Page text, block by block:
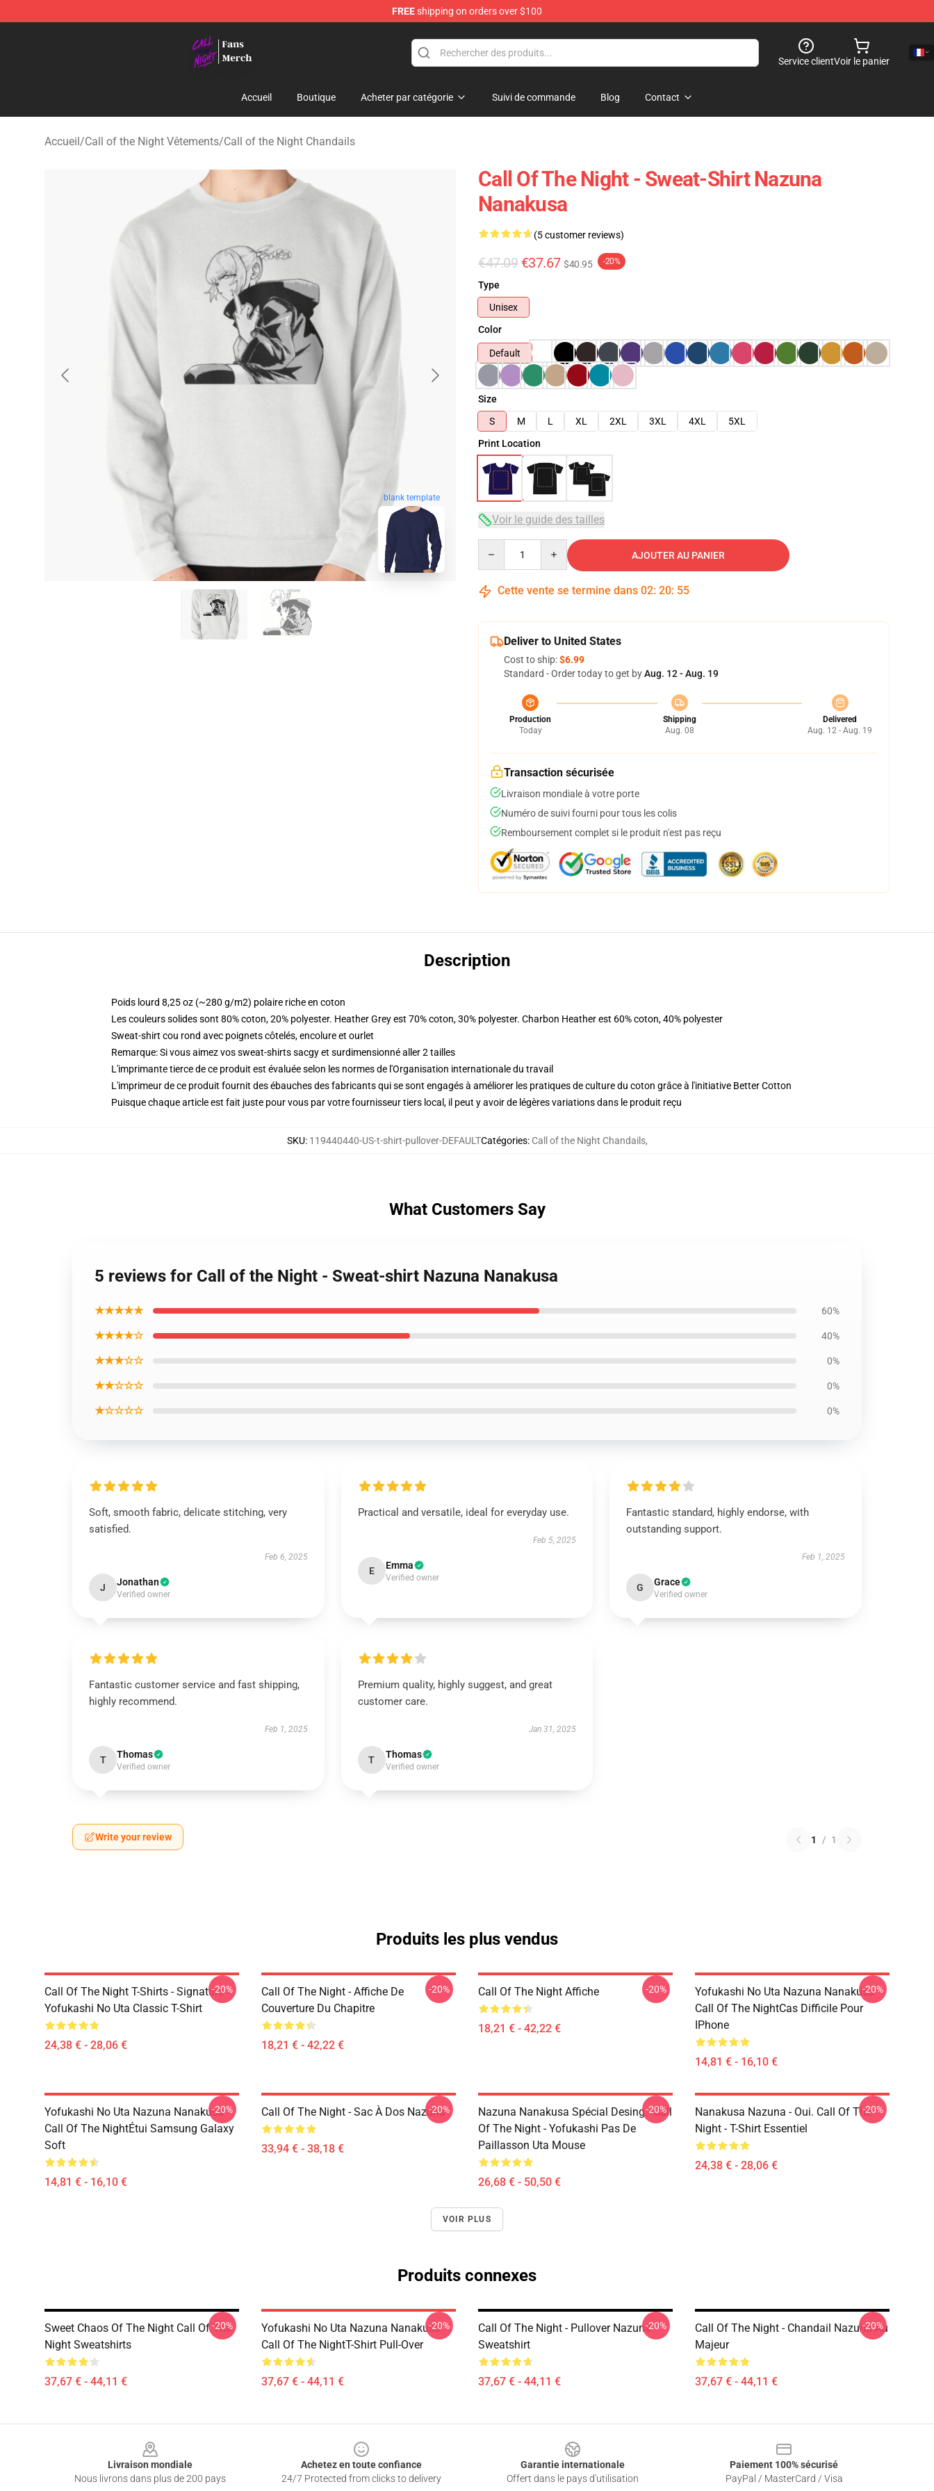
FREEshipping on orders over $100
Service clientVoir le panier
Accueil Boutique Acheter par catégorie Suivi de commande Blog Contact
Accueil/Call of the Night Vêtements/Call of the Night Chandails
blank template
Call Of The Night - Sweat-Shirt Nazuna
Nanakusa
(5 customer reviews)
€47.09 €37.67 $40.95 -20%
Type
Unisex
Color
Default
Size
S
M L XL 2XL 3XL 4XL
5XL
Print Location
Voir le guide des tailles
AJOUTER AU PANIER
Cette vente se termine dans 02: 20: 54
Deliver to United States
Cost to ship:$6.99
Standard - Order today to get byAug. 12 - Aug. 19
Production
Today
Shipping
Aug. 08
Delivered
Aug. 12 - Aug. 19
Transaction sécurisée
Livraison mondiale à votre porte
Numéro de suivi fourni pour tous les colis
Remboursement complet si le produit n'est pas reçu
Description
Poids lourd 8,25 oz (~280 g/m2) polaire riche en coton
Les couleurs solides sont 80% coton, 20% polyester. Heather Grey est 70% coton, 30% polyester. Charbon Heather est 60% coton, 40% polyester
Sweat-shirt cou rond avec poignets côtelés, encolure et ourlet
Remarque: Si vous aimez vos sweat-shirts sacgy et surdimensionné aller 2 tailles
L'imprimante tierce de ce produit est évaluée selon les normes de l'Organisation internationale du travail
L'imprimeur de ce produit fournit des ébauches des fabricants qui se sont engagés à améliorer les pratiques de culture du coton grâce à l'initiative Better Cotton
Puisque chaque article est fait juste pour vous par votre fournisseur tiers local, il peut y avoir de légères variations dans le produit reçu
SKU: 119440440-US-t-shirt-pullover-DEFAULTCatégories: Call of the Night Chandails,
What Customers Say
5 reviews for Call of the Night - Sweat-shirt Nazuna Nanakusa
★★★★★ 60%
★★★★☆ 40%
★★★☆☆ 0%
★★☆☆☆ 0%
★☆☆☆☆ 0%
Soft, smooth fabric, delicate stitching, very
satisfied.
Feb 6, 2025
J Jonathan
Verified owner
Practical and versatile, ideal for everyday use.
Feb 5, 2025
E Emma
Verified owner
Fantastic standard, highly endorse, with
outstanding support.
Feb 1, 2025
G Grace
Verified owner
Fantastic customer service and fast shipping,
highly recommend.
Feb 1, 2025
T Thomas
Verified owner
Premium quality, highly suggest, and great
customer care.
Jan 31, 2025
T Thomas
Verified owner
Write your review 1 / 1
Produits les plus vendus
Call Of The Night T-Shirts - Signature
Yofukashi No Uta Classic T-Shirt
24,38 € - 28,06 €
-20%
Call Of The Night - Affiche De
Couverture Du Chapitre
18,21 € - 42,22 €
-20% Call Of The Night Affiche
18,21 € - 42,22 €
-20%
Yofukashi No Uta Nazuna Nanakusa
Call Of The NightCas Difficile Pour
IPhone
14,81 € - 16,10 €
-20%
Yofukashi No Uta Nazuna Nanakusa
Call Of The NightÉtui Samsung Galaxy
Soft
14,81 € - 16,10 €
-20% Call Of The Night - Sac À Dos Nazuna
33,94 € - 38,18 €
-20%
Nazuna Nanakusa Spécial Desing - Call
Of The Night - Yofukashi Pas De
Paillasson Uta Mouse
26,68 € - 50,50 €
-20%
Nanakusa Nazuna - Oui. Call Of The
Night - T-Shirt Essentiel
24,38 € - 28,06 €
-20%
VOIR PLUS
Produits connexes
Sweet Chaos Of The Night Call Of The
Night Sweatshirts
37,67 € - 44,11 €
-20%
Yofukashi No Uta Nazuna Nanakusa
Call Of The NightT-Shirt Pull-Over
37,67 € - 44,11 €
-20%
Call Of The Night - Pullover Nazuna
Sweatshirt
37,67 € - 44,11 €
-20%
Call Of The Night - Chandail Nazuna Au
Majeur
37,67 € - 44,11 €
-20%
Livraison mondiale
Nous livrons dans plus de 200 pays
Achetez en toute confiance
24/7 Protected from clicks to delivery
Garantie internationale
Offert dans le pays d'utilisation
Paiement 100% sécurisé
PayPal / MasterCard / Visa